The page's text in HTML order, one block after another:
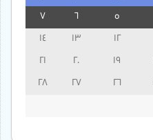
13
14
19
20
21
26
27
28